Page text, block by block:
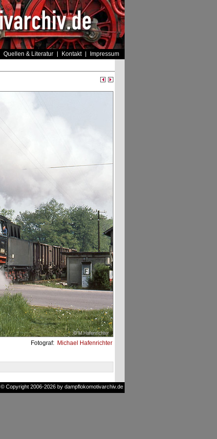
Quellen & Literatur Kontakt Impressum
Fotograf: Michael Hafenrichter
© Copyright 2006-2026 by dampflokomotivarchiv.de